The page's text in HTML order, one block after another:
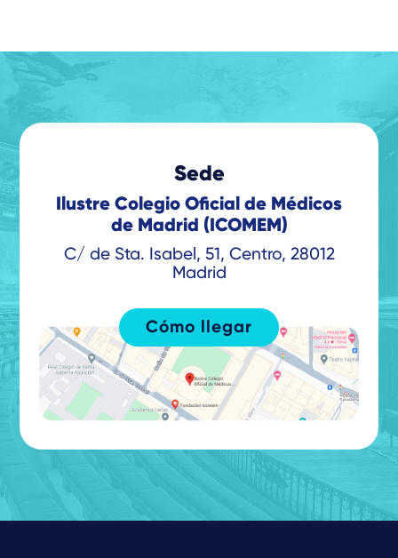
Sede
Ilustre Colegio Oficial de Médicos
de Madrid (ICOMEM)
C/ de Sta. Isabel, 51, Centro, 28012
Madrid
Cómo llegar